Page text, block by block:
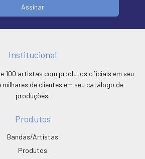
Institucional
100 artistas com produtos oficiais em seu
de clientes em seu catálogo de
produções.
Produtos
Bandas/Artistas
Produtos